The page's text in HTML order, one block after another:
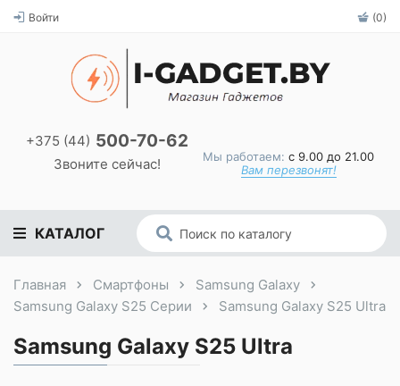
Войти (0)
+375 (44) 500-70-62
Звоните сейчас! Мы работаем: с 9.00 до 21.00
Вам перезвонят!
КАТАЛОГ
Главная Смартфоны
Samsung Galaxy
Samsung Galaxy S25 Серии
Samsung Galaxy S25 Ultra
Samsung Galaxy S25 Ultra